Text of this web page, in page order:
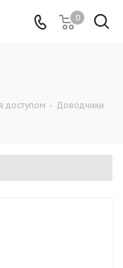
0
доступом - Доводчики